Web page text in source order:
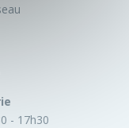
- 17h30